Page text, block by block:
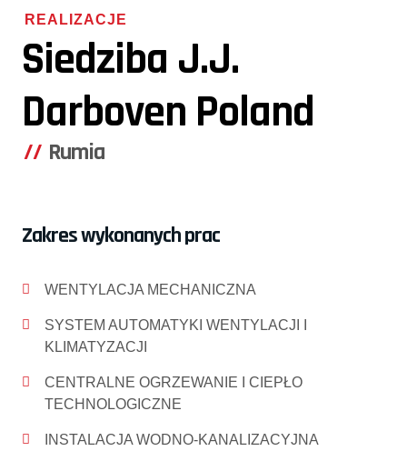
REALIZACJE
Siedziba J.J.
Darboven Poland
Rumia
Zakres wykonanych prac
WENTYLACJA MECHANICZNA
SYSTEM AUTOMATYKI WENTYLACJI I
KLIMATYZACJI
CENTRALNE OGRZEWANIE I CIEPŁO
TECHNOLOGICZNE
INSTALACJA WODNO-KANALIZACYJNA